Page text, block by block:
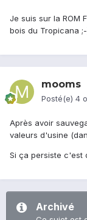
Je suis sur la ROM
bois du Tropicana
mooms
Posté(e) 4
Après avoir
valeurs d'usine
Si ça persiste c'est
Archivé